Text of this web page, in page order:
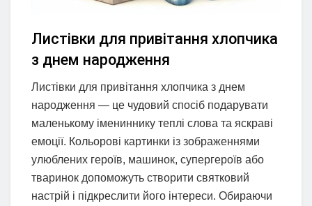
Листівки для привітання хлопчика
з днем народження
Листівки для привітання хлопчика з днем
народження — це чудовий спосіб подарувати
маленькому імениннику теплі слова та яскраві
емоції. Кольорові картинки із зображеннями
улюблених героїв, машинок, супергероїв або
тваринок допоможуть створити святковий
настрій і підкреслити його інтереси. Обираючи